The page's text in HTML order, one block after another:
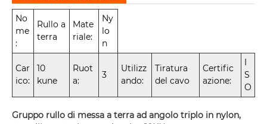
No
me
:
Rullo a
terra
Mate
riale:
Ny
lo
n
Car
ico:
10
kune
Ruot
a:
3
Utilizz
ando:
Tiratura
del cavo
Certific
azione:
I
S
O
Gruppo rullo di messa a terra ad angolo triplo in nylon,